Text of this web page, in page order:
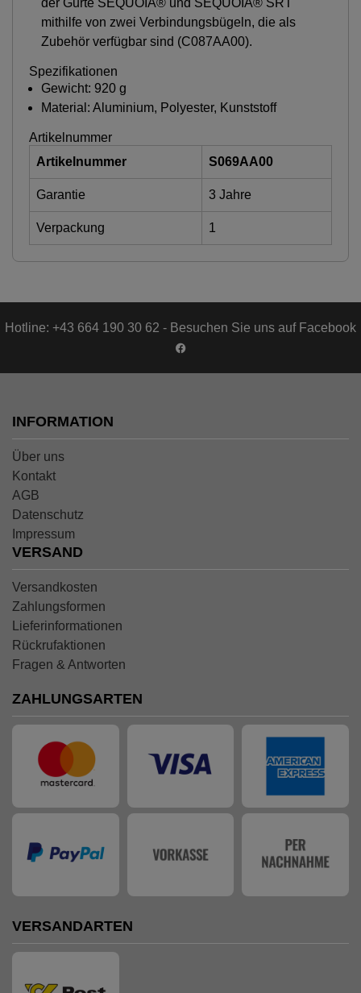
der Gurte SEQUOIA® und SEQUOIA® SRT
mithilfe von zwei Verbindungsbügeln, die als
Zubehör verfügbar sind (C087AA00).
Spezifikationen
Gewicht: 920 g
Material: Aluminium, Polyester, Kunststoff
Artikelnummer
Artikelnummer
S069AA00
Garantie 3 Jahre
Verpackung 1
Hotline: +43 664 190 30 62 - Besuchen Sie uns auf Facebook
INFORMATION
Über uns
Kontakt
AGB
Datenschutz
Impressum
VERSAND
Versandkosten
Zahlungsformen
Lieferinformationen
Rückrufaktionen
Fragen & Antworten
ZAHLUNGSARTEN
VERSANDARTEN